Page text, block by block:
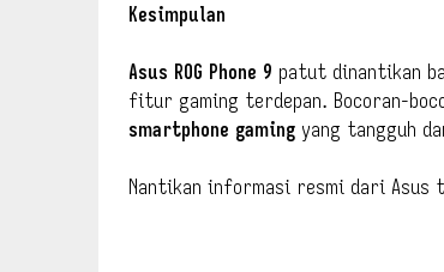
Kesimpulan
Asus ROG Phone 9 patut dinantikan
fitur gaming terdepan. Bocoran-
smartphone gaming yang tangguh
Nantikan informasi resmi dari